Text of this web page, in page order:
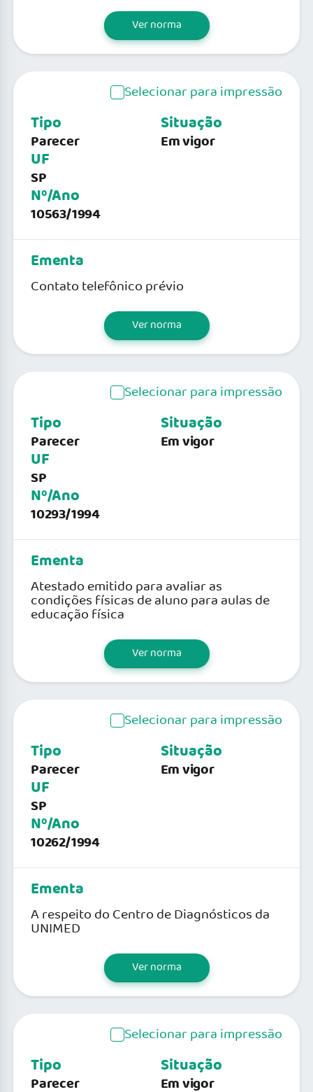
Ver norma
Selecionar para impressão
Tipo
Parecer
UF
SP
Nº/Ano
10563/1994
Situação
Em vigor
Ementa
Contato telefônico prévio
Ver norma
Selecionar para impressão
Tipo
Parecer
UF
SP
Nº/Ano
10293/1994
Situação
Em vigor
Ementa
Atestado emitido para avaliar as
condições físicas de aluno para aulas de
educação física
Ver norma
Selecionar para impressão
Tipo
Parecer
UF
SP
Nº/Ano
10262/1994
Situação
Em vigor
Ementa
A respeito do Centro de Diagnósticos da
UNIMED
Ver norma
Selecionar para impressão
Tipo
Parecer
Situação
Em vigor